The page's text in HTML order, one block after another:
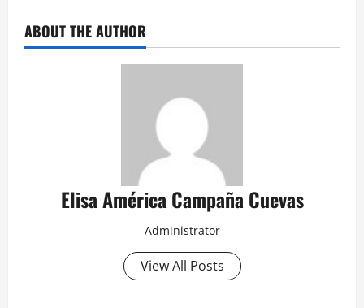
ABOUT THE AUTHOR
Elisa América Campaña Cuevas
Administrator
View All Posts